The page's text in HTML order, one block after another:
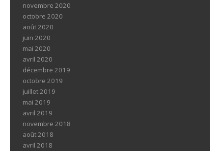
novembre 2020
octobre 2020
août 2020
juin 2020
mai 2020
avril 2020
décembre 2019
octobre 2019
juillet 2019
mai 2019
avril 2019
novembre 2018
août 2018
avril 2018